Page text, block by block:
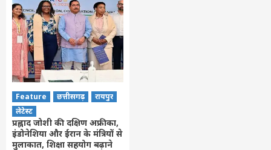
Feature छत्तीसगढ़
रायपुर
लेटेस्ट
प्रह्लाद जोशी की दक्षिण अफ्रीका,
इंडोनेशिया और ईरान के मंत्रियों से
मुलाकात, शिक्षा सहयोग बढ़ाने